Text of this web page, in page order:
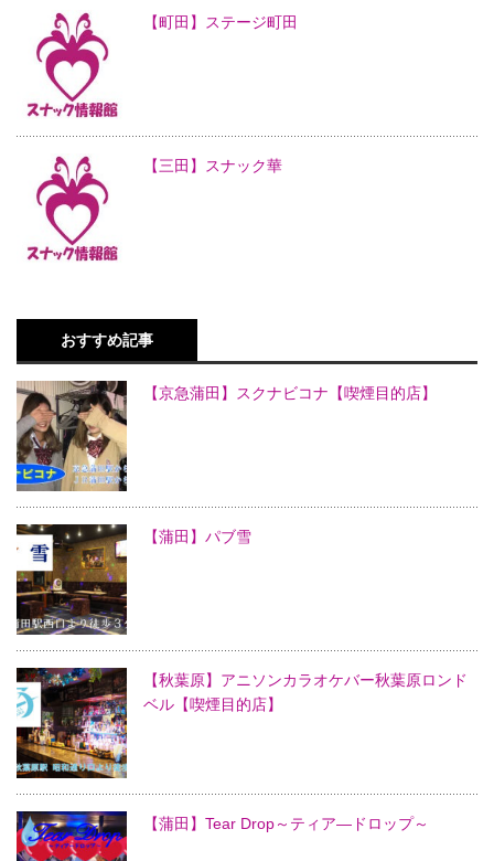
【町田】ステージ町田
【三田】スナック華
おすすめ記事
【京急蒲田】スクナビコナ【喫煙目的店】
【蒲田】パブ雪
【秋葉原】アニソンカラオケバー秋葉原ロンド
ベル【喫煙目的店】
【蒲田】Tear Drop～ティア―ドロップ～